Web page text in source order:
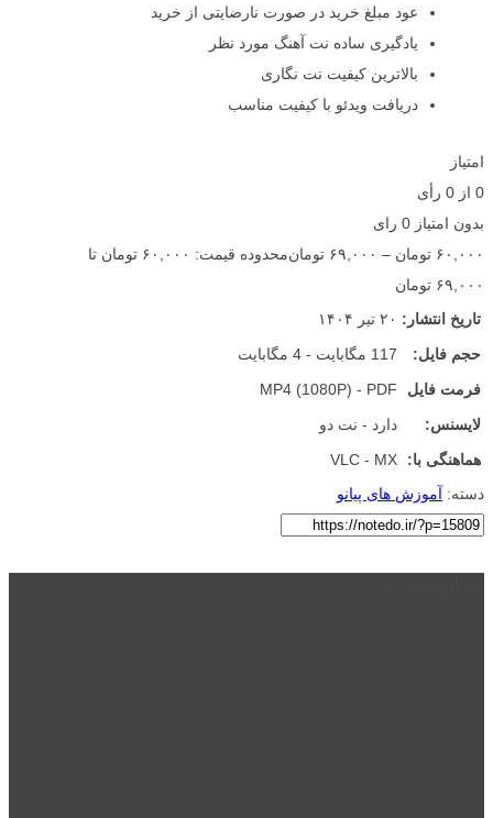
عود مبلغ خرید در صورت نارضایتی از خرید
یادگیری ساده نت آهنگ مورد نظر
بالاترین کیفیت نت نگاری
دریافت ویدئو با کیفیت مناسب
امتیاز
0 از 0 رأی
بدون امتیاز 0 رای
۶۰,۰۰۰ تومان – ۶۹,۰۰۰ تومان
محدوده قیمت: ۶۰,۰۰۰ تومان تا
۶۹,۰۰۰ تومان
تاریخ انتشار: ۲۰ تیر ۱۴۰۴
حجم فایل:
117 مگابایت - 4 مگابایت
فرمت فایل
MP4 (1080P) - PDF
لایسنس:
دارد - نت دو
هماهنگی با:
VLC - MX
دسته: آموزش های پیانو